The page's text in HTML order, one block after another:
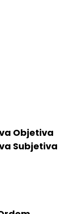
Objetiva
Subjetiva